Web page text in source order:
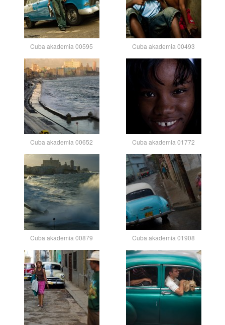
Cuba akademia 00595 Cuba akademia 00493
Cuba akademia 00652 Cuba akademia 01772
Cuba akademia 00879 Cuba akademia 01908